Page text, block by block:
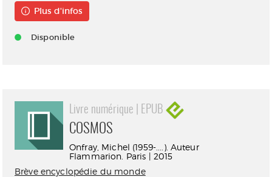
Plus d'infos
Disponible
Livre numérique | EPUB
COSMOS
Onfray, Michel (1959-....). Auteur
Flammarion. Paris | 2015
Brève encyclopédie du monde